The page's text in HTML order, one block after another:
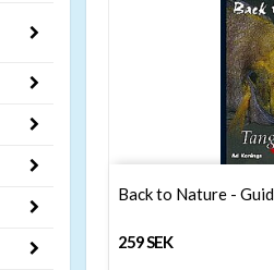
Back to Nature -
259 SEK